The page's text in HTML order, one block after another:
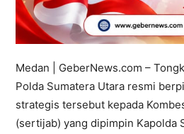
Medan | GeberNews.com –
Polda Sumatera Utara resmi
strategis tersebut kepada
(sertijab) yang dipimpin Kapolda